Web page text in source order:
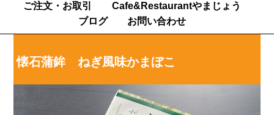
ご注文・お取引
Cafe&Restaurantやまじょう
ブログ
お問い合わせ
懐石蒲鉾 ねぎ風味かまぼこ